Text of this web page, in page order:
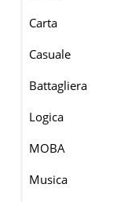
Carta
Casuale
Battagliera
Logica
MOBA
Musica